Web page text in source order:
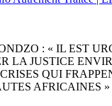
: « IL EST
LA JUSTICE
QUI
AFRICAINES »